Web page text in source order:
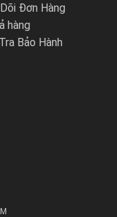
khách
Chung Cư
Băng
– Vải Bố)
Đơn Hàng
hàng
Bảo Hành